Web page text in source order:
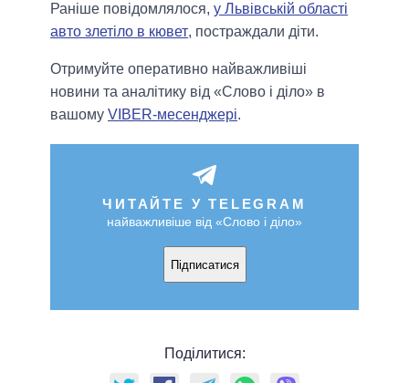
Раніше повідомлялося, у Львівській області
авто злетіло в кювет, постраждали діти.
Отримуйте оперативно найважливіші
новини та аналітику від «Слово і діло» в
вашому VIBER-месенджері.
ЧИТАЙТЕ У TELEGRAM
найважливіше від «Слово і діло»
Підписатися
Поділитися: